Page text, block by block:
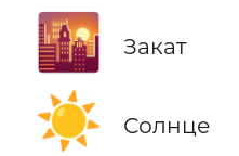
🌇 Закат
☀️ Солнце